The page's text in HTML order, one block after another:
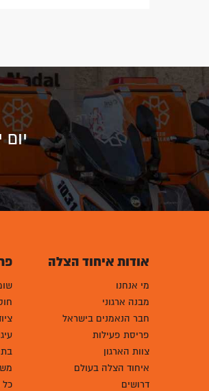
אודות איחוד הצלה
מי אנחנו
מבנה ארגוני
חבר הנאמנים בישראל
פריסת פעילות
צוות הארגון
איחוד הצלה בעולם
דרושים
כל